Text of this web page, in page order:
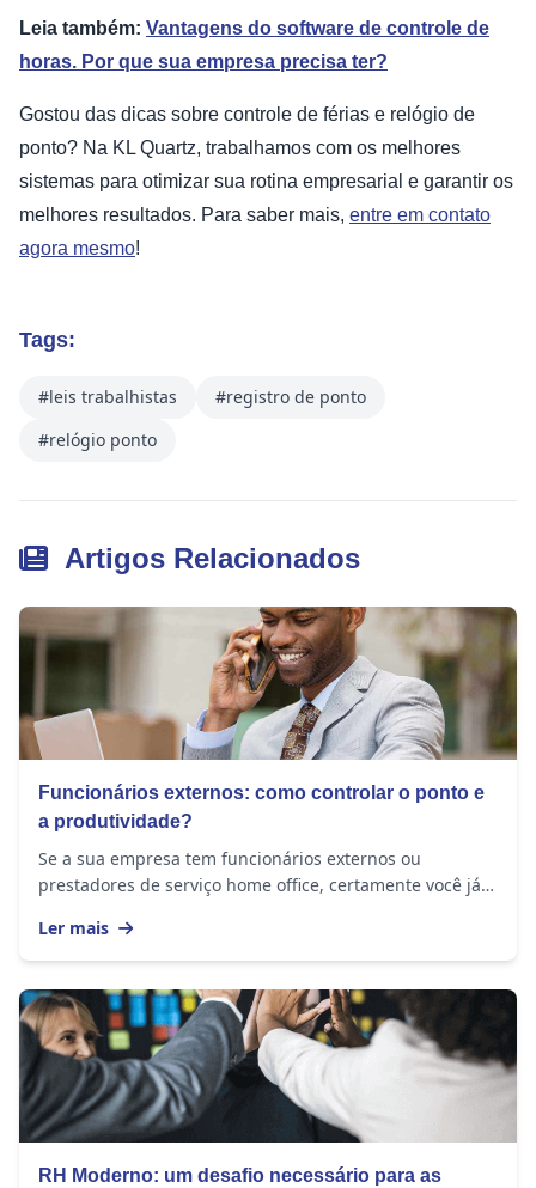
Leia também: Vantagens do software de controle de
horas. Por que sua empresa precisa ter?
Gostou das dicas sobre controle de férias e relógio de
ponto? Na KL Quartz, trabalhamos com os melhores
sistemas para otimizar sua rotina empresarial e garantir os
melhores resultados. Para saber mais, entre em contato
agora mesmo!
Tags:
#leis trabalhistas
#registro de ponto
#relógio ponto
Artigos Relacionados
Funcionários externos: como controlar o ponto e
a produtividade?
Se a sua empresa tem funcionários externos ou
prestadores de serviço home office, certamente você já
Ler mais
RH Moderno: um desafio necessário para as